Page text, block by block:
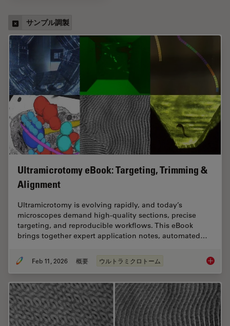
サンプル調製
Ultramicrotomy eBook: Targeting, Trimming &
Alignment
Ultramicrotomy is evolving rapidly, and today’s
microscopes demand high‑quality sections, precise
targeting, and reproducible workflows. This eBook
brings together expert application notes, automated…
Feb 11, 2026 概要 ウルトラミクロトーム